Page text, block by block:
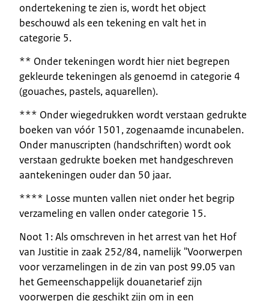
ondertekening te zien is, wordt het object
beschouwd als een tekening en valt het in
categorie 5.
** Onder tekeningen wordt hier niet begrepen
gekleurde tekeningen als genoemd in categorie 4
(gouaches, pastels, aquarellen).
*** Onder wiegedrukken wordt verstaan gedrukte
boeken van vóór 1501, zogenaamde incunabelen.
Onder manuscripten (handschriften) wordt ook
verstaan gedrukte boeken met handgeschreven
aantekeningen ouder dan 50 jaar.
**** Losse munten vallen niet onder het begrip
verzameling en vallen onder categorie 15.
Noot 1: Als omschreven in het arrest van het Hof
van Justitie in zaak 252/84, namelijk "Voorwerpen
voor verzamelingen in de zin van post 99.05 van
het Gemeenschappelijk douanetarief zijn
voorwerpen die geschikt zijn om in een